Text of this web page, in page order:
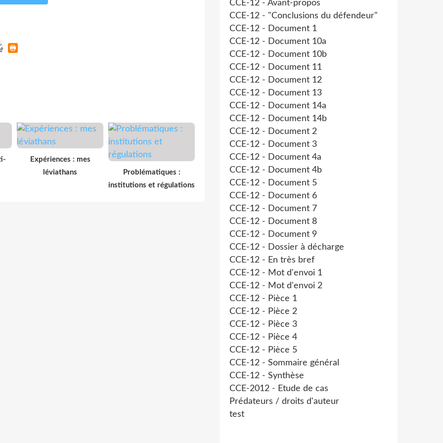
Expériences : mes
léviathans
Problématiques :
institutions et régulations
CCE-12 - Avant-propos
CCE-12 - "Conclusions du défendeur"
CCE-12 - Document 1
CCE-12 - Document 10a
CCE-12 - Document 10b
CCE-12 - Document 11
CCE-12 - Document 12
CCE-12 - Document 13
CCE-12 - Document 14a
CCE-12 - Document 14b
CCE-12 - Document 2
CCE-12 - Document 3
CCE-12 - Document 4a
CCE-12 - Document 4b
CCE-12 - Document 5
CCE-12 - Document 6
CCE-12 - Document 7
CCE-12 - Document 8
CCE-12 - Document 9
CCE-12 - Dossier à décharge
CCE-12 - En très bref
CCE-12 - Mot d'envoi 1
CCE-12 - Mot d'envoi 2
CCE-12 - Pièce 1
CCE-12 - Pièce 2
CCE-12 - Pièce 3
CCE-12 - Pièce 4
CCE-12 - Pièce 5
CCE-12 - Sommaire général
CCE-12 - Synthèse
CCE-2012 - Etude de cas
Prédateurs / droits d'auteur
test